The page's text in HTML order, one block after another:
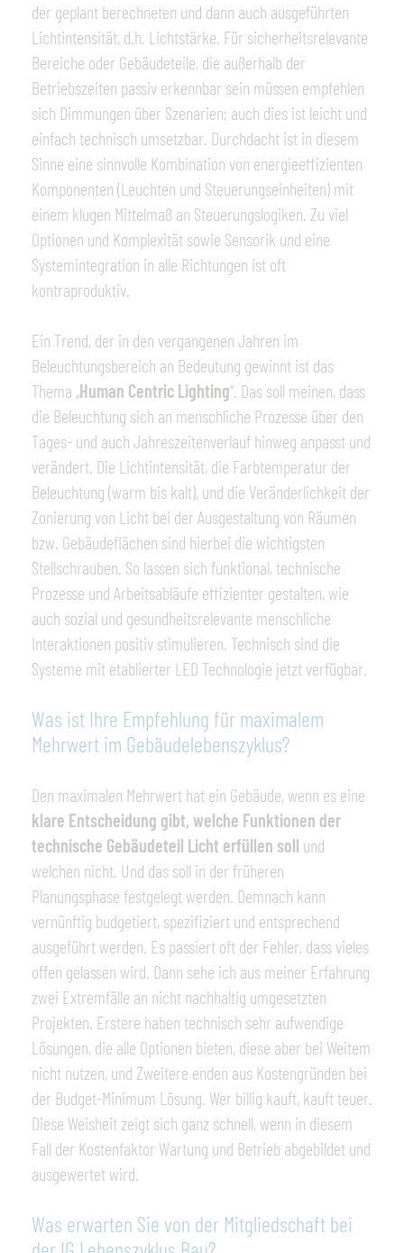
der geplant berechneten und dann auch ausgeführten
Lichtintensität, d.h. Lichtstärke. Für sicherheitsrelevante
Bereiche oder Gebäudeteile, die außerhalb der
Betriebszeiten passiv erkennbar sein müssen empfehlen
sich Dimmungen über Szenarien; auch dies ist leicht und
einfach technisch umsetzbar. Durchdacht ist in diesem
Sinne eine sinnvolle Kombination von energieeffizienten
Komponenten (Leuchten und Steuerungseinheiten) mit
einem klugen Mittelmaß an Steuerungslogiken. Zu viel
Optionen und Komplexität sowie Sensorik und eine
Systemintegration in alle Richtungen ist oft
kontraproduktiv.
Ein Trend, der in den vergangenen Jahren im
Beleuchtungsbereich an Bedeutung gewinnt ist das
Thema „Human Centric Lighting“. Das soll meinen, dass
die Beleuchtung sich an menschliche Prozesse über den
Tages- und auch Jahreszeitenverlauf hinweg anpasst und
verändert. Die Lichtintensität, die Farbtemperatur der
Beleuchtung (warm bis kalt), und die Veränderlichkeit der
Zonierung von Licht bei der Ausgestaltung von Räumen
bzw. Gebäudeflächen sind hierbei die wichtigsten
Stellschrauben. So lassen sich funktional, technische
Prozesse und Arbeitsabläufe effizienter gestalten, wie
auch sozial und gesundheitsrelevante menschliche
Interaktionen positiv stimulieren. Technisch sind die
Systeme mit etablierter LED Technologie jetzt verfügbar.
Was ist Ihre Empfehlung für maximalem
Mehrwert im Gebäudelebenszyklus?
Den maximalen Mehrwert hat ein Gebäude, wenn es eine
klare Entscheidung gibt, welche Funktionen der
technische Gebäudeteil Licht erfüllen soll und
welchen nicht. Und das soll in der früheren
Planungsphase festgelegt werden. Demnach kann
vernünftig budgetiert, spezifiziert und entsprechend
ausgeführt werden. Es passiert oft der Fehler, dass vieles
offen gelassen wird. Dann sehe ich aus meiner Erfahrung
zwei Extremfälle an nicht nachhaltig umgesetzten
Projekten. Erstere haben technisch sehr aufwendige
Lösungen, die alle Optionen bieten, diese aber bei Weitem
nicht nutzen, und Zweitere enden aus Kostengründen bei
der Budget-Minimum Lösung. Wer billig kauft, kauft teuer.
Diese Weisheit zeigt sich ganz schnell, wenn in diesem
Fall der Kostenfaktor Wartung und Betrieb abgebildet und
ausgewertet wird.
Was erwarten Sie von der Mitgliedschaft bei